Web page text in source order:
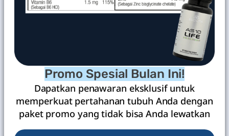
Promo Spesial Bulan Ini!
Dapatkan penawaran eksklusif untuk
memperkuat pertahanan tubuh Anda dengan
paket promo yang tidak bisa Anda lewatkan